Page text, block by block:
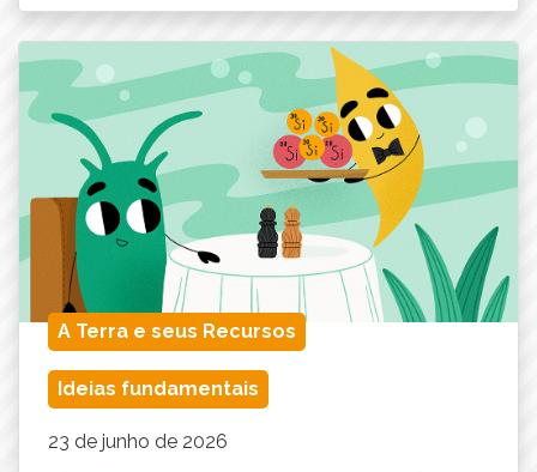
A Terra e seus Recursos
Ideias fundamentais
23 de junho de 2026